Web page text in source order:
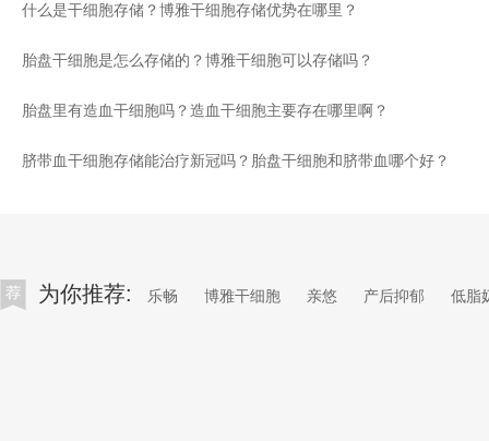
什么是干细胞存储？博雅干细胞存储优势在哪里？
胎盘干细胞是怎么存储的？博雅干细胞可以存储吗？
胎盘里有造血干细胞吗？造血干细胞主要存在哪里啊？
脐带血干细胞存储能治疗新冠吗？胎盘干细胞和脐带血哪个好？
为你推荐: 乐畅 博雅干细胞 亲悠 产后抑郁 低脂